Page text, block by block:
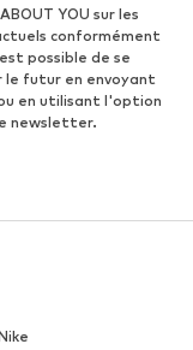
YOU sur les
conformément
possible de se
futur en envoyant
en utilisant l'option
newsletter.